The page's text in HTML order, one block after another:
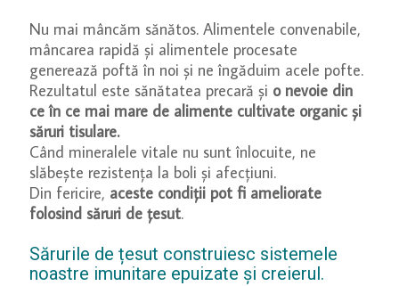
Nu mai mâncăm sănătos. Alimentele convenabile,
mâncarea rapidă și alimentele procesate
generează poftă în noi și ne îngăduim acele pofte.
Rezultatul este sănătatea precară și o nevoie din
ce în ce mai mare de alimente cultivate organic și
săruri tisulare.
Când mineralele vitale nu sunt înlocuite, ne
slăbește rezistența la boli și afecțiuni.
Din fericire, aceste condiții pot fi ameliorate
folosind săruri de țesut.
Sărurile de țesut construiesc sistemele
noastre imunitare epuizate și creierul.